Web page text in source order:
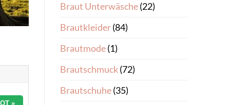
»
Braut Unterwäsche(22)
Brautkleider(84)
Brautmode(1)
Brautschmuck(72)
Brautschuhe(35)